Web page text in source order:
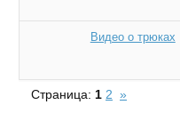
Видео о трюках
Страница: 1 2 »